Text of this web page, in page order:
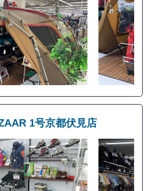
18
1号京都伏見店